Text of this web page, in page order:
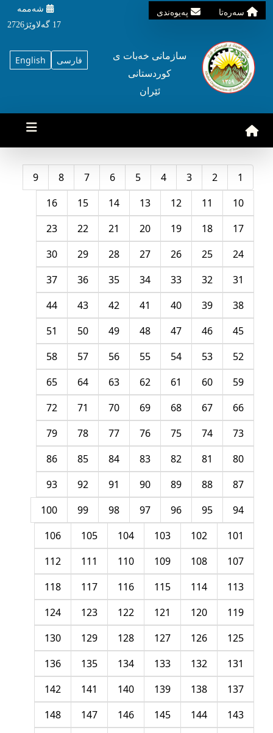
سه‌ره‌تا په‌یوه‌ندی
شه‌ممه‌
17 گه‌لاوێژ2726
English فارسی
سازمانی خه‌بات ی
کوردستانی
ئێران
1
2
3
4
5
6
7
8
9
10
11
12
13
14
15
16
17
18
19
20
21
22
23
24
25
26
27
28
29
30
31
32
33
34
35
36
37
38
39
40
41
42
43
44
45
46
47
48
49
50
51
52
53
54
55
56
57
58
59
60
61
62
63
64
65
66
67
68
69
70
71
72
73
74
75
76
77
78
79
80
81
82
83
84
85
86
87
88
89
90
91
92
93
94
95
96
97
98
99
100
101
102
103
104
105
106
107
108
109
110
111
112
113
114
115
116
117
118
119
120
121
122
123
124
125
126
127
128
129
130
131
132
133
134
135
136
137
138
139
140
141
142
143
144
145
146
147
148